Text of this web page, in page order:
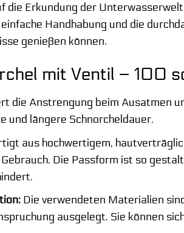
die Erkundung der
Handhabung und die
genießen können.
mit Ventil – 100
die Anstrengung beim Ausatmen
und längere Schnorcheldauer.
aus hochwertigem,
Die Passform ist so
Die verwendeten Materialien
ausgelegt. Sie können